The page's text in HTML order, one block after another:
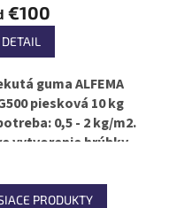
€100
DETAIL
guma ALFEMA
piesková 10 kg
0,5 - 2 kg/m2.
vytvorenie hrúbky
1 kg/m2.
PRODUKTY